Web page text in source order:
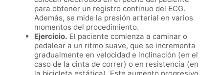
para obtener un registro continuo del ECG.
Además, se mide la presión arterial en varios
momentos del procedimiento.
Ejercicio. El paciente comienza a caminar o
pedalear a un ritmo suave, que se incrementa
gradualmente en velocidad e inclinación (en el
caso de la cinta de correr) o en resistencia (en